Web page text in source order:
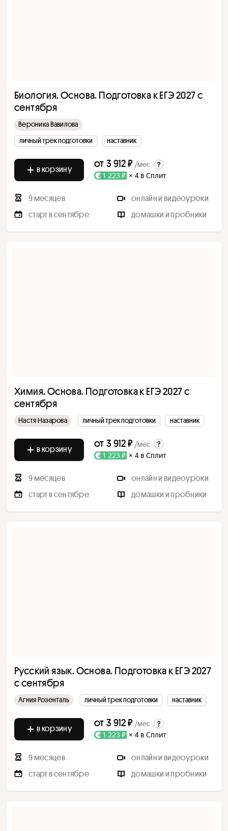
Биология. Основа. Подготовка к ЕГЭ 2027 с
сентября
Вероника Вавилова
личный трек подготовки
наставник
в корзину от 3 912 ₽ /мес
1 223 ₽ × 4 в Сплит
9 месяцев
онлайн и видеоуроки
старт в сентябре
домашки и пробники
Химия. Основа. Подготовка к ЕГЭ 2027 с
сентября
Настя Назарова личный трек подготовки наставник
в корзину от 3 912 ₽ /мес
1 223 ₽ × 4 в Сплит
9 месяцев
онлайн и видеоуроки
старт в сентябре
домашки и пробники
Русский язык. Основа. Подготовка к ЕГЭ 2027
с сентября
Агния Розенталь личный трек подготовки наставник
в корзину от 3 912 ₽ /мес
1 223 ₽ × 4 в Сплит
9 месяцев
онлайн и видеоуроки
старт в сентябре
домашки и пробники